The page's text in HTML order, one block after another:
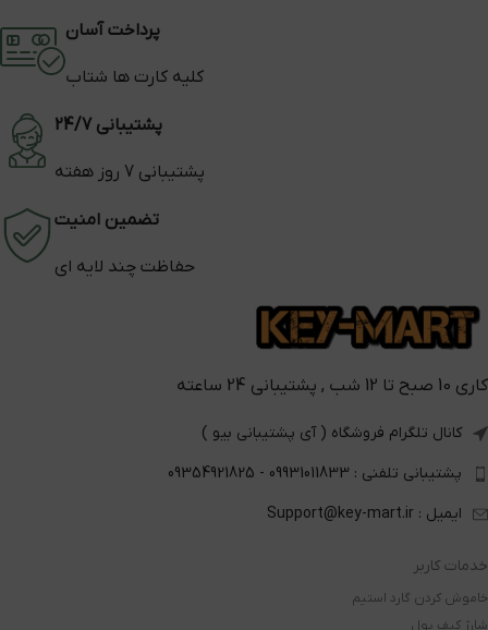
پرداخت آسان
کلیه کارت ها شتاب
پشتیبانی 24/7
پشتیبانی 7 روز هفته
تضمین امنیت
حفاظت چند لایه ای
کاری 10 صبح تا 12 شب , پشتیبانی 24 ساعته
کانال تلگرام فروشگاه ( آی پشتیبانی بیو )
پشتیبانی تلفنی : 09931011833 - 09354921825
ایمیل : Support@key-mart.ir
خدمات کاربر
خاموش کردن گارد استیم
شارژ کیف پول